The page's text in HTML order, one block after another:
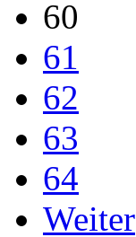
60
61
62
63
64
Weiter